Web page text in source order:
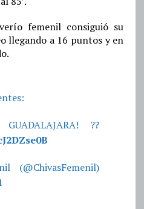
femenil consiguió su
llegando a 16 puntos y en
??
(@ChivasFemenil)